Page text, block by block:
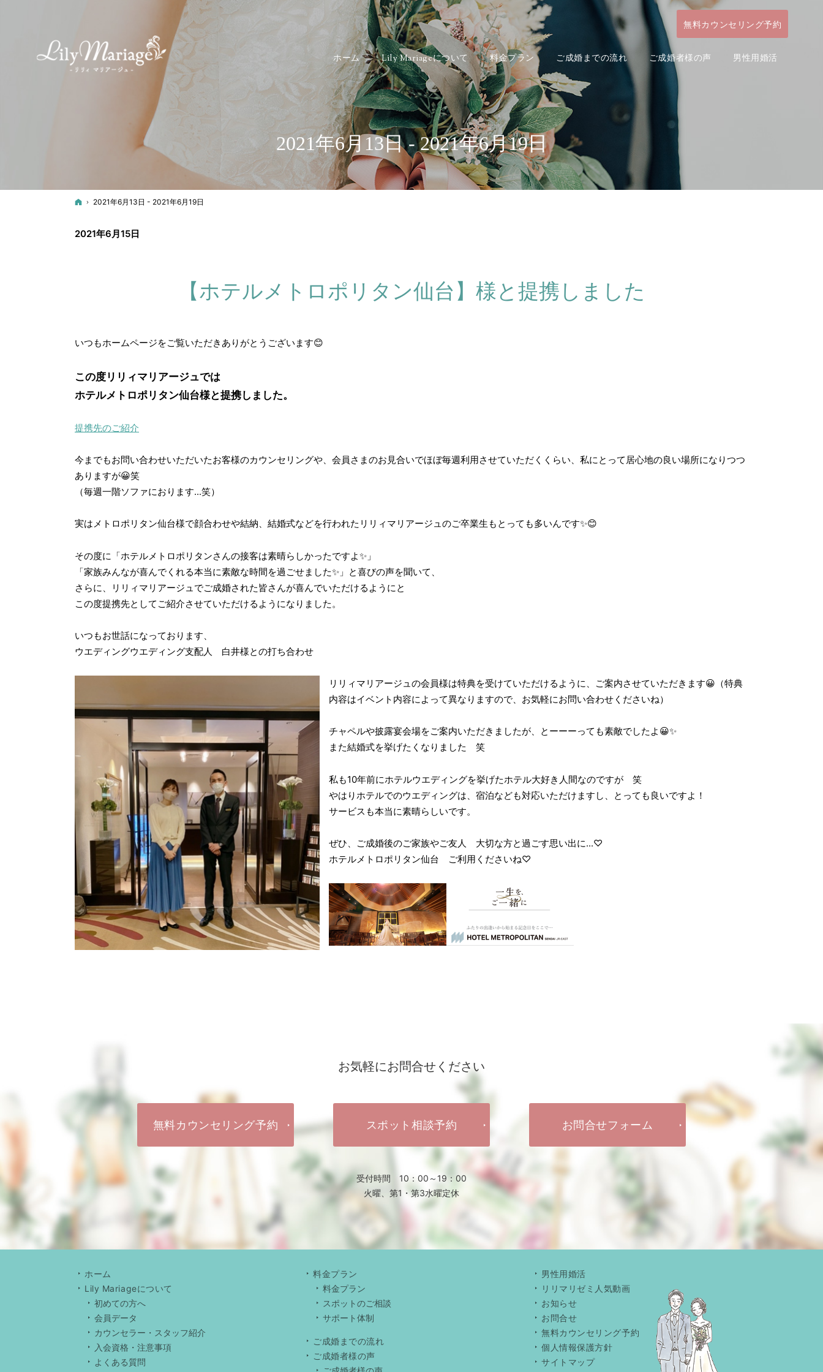
2021年6月13日 - 2021年6月19日
ホーム
2021年6月13日 - 2021年6月19日
2021年6月15日
【ホテルメトロポリタン仙台】様と提携しました
いつもホームページをご覧いただきありがとうございます😊
この度リリィマリアージュでは
ホテルメトロポリタン仙台様と提携しました。
提携先のご紹介
今までもお問い合わせいただいたお客様のカウンセリングや、会員さまのお見合いでほぼ毎週利用させていただくくらい、私にとって居心地の良い場所になりつつ
ありますが😀笑
（毎週一階ソファにおります...笑）
実はメトロポリタン仙台様で顔合わせや結納、結婚式などを行われたリリィマリアージュのご卒業生もとっても多いんです✨😊
その度に「ホテルメトロポリタンさんの接客は素晴らしかったですよ✨」
「家族みんなが喜んでくれる本当に素敵な時間を過ごせました✨」と喜びの声を聞いて、
さらに、リリィマリアージュでご成婚された皆さんが喜んでいただけるようにと
この度提携先としてご紹介させていただけるようになりました。
いつもお世話になっております、
ウエディングウエディング支配人 白井様との打ち合わせ
リリィマリアージュの会員様は特典を受けていただけるように、ご案内させていただきます😀（特典
内容はイベント内容によって異なりますので、お気軽にお問い合わせくださいね）
チャペルや披露宴会場をご案内いただきましたが、とーーーっても素敵でしたよ😀✨
また結婚式を挙げたくなりました 笑
私も10年前にホテルウエディングを挙げたホテル大好き人間なのですが 笑
やはりホテルでのウエディングは、宿泊なども対応いただけますし、とっても良いですよ！
サービスも本当に素晴らしいです。
ぜひ、ご成婚後のご家族やご友人 大切な方と過ごす思い出に...♡
ホテルメトロポリタン仙台 ご利用くださいね♡
無料カウンセリング予約
ホーム Lily Mariageについて 料金プラン ご成婚までの流れ ご成婚者様の声 男性用婚活
お気軽にお問合せください
無料カウンセリング予約 スポット相談予約 お問合せフォーム
受付時間 10：00～19：00
火曜、第1・第3水曜定休
ホーム
Lily Mariageについて
初めての方へ
会員データ
カウンセラー・スタッフ紹介
入会資格・注意事項
よくある質問
料金プラン
料金プラン
スポットのご相談
サポート体制
ご成婚までの流れ
ご成婚者様の声
男性用婚活
リリマリゼミ人気動画
お知らせ
お問合せ
無料カウンセリング予約
個人情報保護方針
サイトマップ